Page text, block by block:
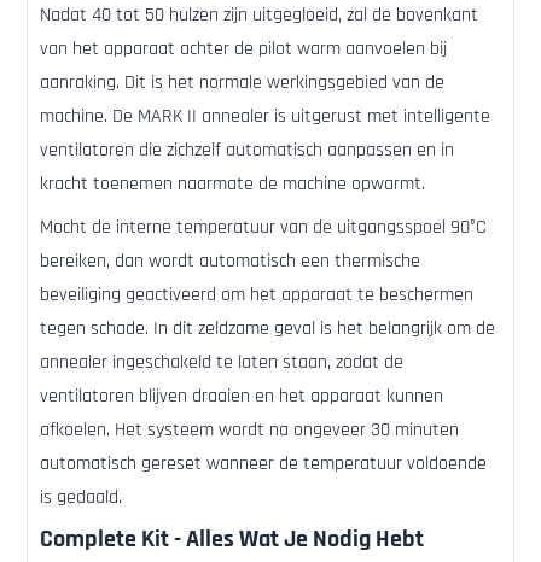
Nadat 40 tot 50 hulzen zijn uitgegloeid, zal de bovenkant
van het apparaat achter de pilot warm aanvoelen bij
aanraking. Dit is het normale werkingsgebied van de
machine. De MARK II annealer is uitgerust met intelligente
ventilatoren die zichzelf automatisch aanpassen en in
kracht toenemen naarmate de machine opwarmt.
Mocht de interne temperatuur van de uitgangsspoel 90°C
bereiken, dan wordt automatisch een thermische
beveiliging geactiveerd om het apparaat te beschermen
tegen schade. In dit zeldzame geval is het belangrijk om de
annealer ingeschakeld te laten staan, zodat de
ventilatoren blijven draaien en het apparaat kunnen
afkoelen. Het systeem wordt na ongeveer 30 minuten
automatisch gereset wanneer de temperatuur voldoende
is gedaald.
Complete Kit - Alles Wat Je Nodig Hebt